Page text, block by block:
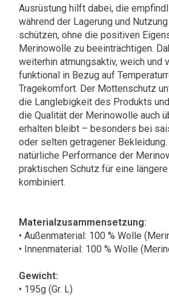
Ausrüstung hilft dabei, die
während der Lagerung und
schützen, ohne die positiven
Merinowolle zu beeinträchtigen.
weiterhin atmungsaktiv, weich und
funktional in Bezug auf
Tragekomfort. Der Mottenschutz
die Langlebigkeit des Produkts
die Qualität der Merinowolle auch
erhalten bleibt – besonders bei
oder selten getragener
natürliche Performance der
praktischen Schutz für eine
kombiniert.
Materialzusammensetzung:
• Außenmaterial: 100 % Wolle
• Innenmaterial: 100 % Wolle
Gewicht:
• 195g (Gr. L)